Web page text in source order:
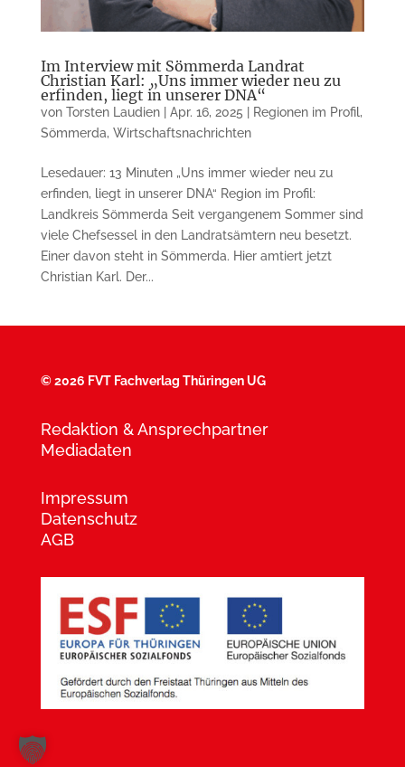
Im Interview mit Sömmerda Landrat
Christian Karl: „Uns immer wieder neu zu
erfinden, liegt in unserer DNA“
von Torsten Laudien| Apr. 16, 2025 Regionen im Profil,
Sömmerda, Wirtschaftsnachrichten
Lesedauer: 13 Minuten „Uns immer wieder neu zu
erfinden, liegt in unserer DNA“ Region im Profil:
Landkreis Sömmerda Seit vergangenem Sommer sind
viele Chefsessel in den Landratsämtern neu besetzt.
Einer davon steht in Sömmerda. Hier amtiert jetzt
Christian Karl. Der...
©2026 FVT Fachverlag Thüringen UG
Redaktion & Ansprechpartner
Mediadaten
Impressum
Datenschutz
AGB